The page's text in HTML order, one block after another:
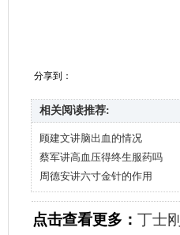
分享到：
相关阅读推荐:
顾建文讲脑出血的情况
蔡军讲高血压得终生服药吗
周德安讲六寸金针的作用
点击查看更多： 丁士刚